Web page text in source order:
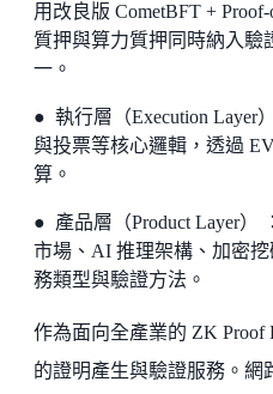
用改良版 CometBFT +
質押與算力質押同時納入驗
一。
● 執行層（Execution Layer
與投票等核心邏輯，透過
算。
● 產品層（Product Layer）
市場、AI 推理架構、加密
務類型與驗證方法。
作為面向全產業的 ZK Proof
的證明產生與驗證服務。網